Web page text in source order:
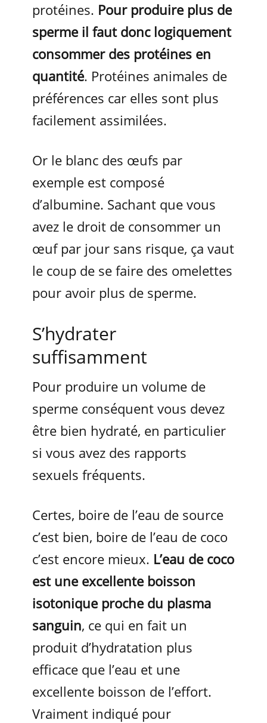
protéines. Pour produire plus de
sperme il faut donc logiquement
consommer des protéines en
quantité. Protéines animales de
préférences car elles sont plus
facilement assimilées.
Or le blanc des œufs par
exemple est composé
d’albumine. Sachant que vous
avez le droit de consommer un
œuf par jour sans risque, ça vaut
le coup de se faire des omelettes
pour avoir plus de sperme.
S’hydrater
suffisamment
Pour produire un volume de
sperme conséquent vous devez
être bien hydraté, en particulier
si vous avez des rapports
sexuels fréquents.
Certes, boire de l’eau de source
c’est bien, boire de l’eau de coco
c’est encore mieux. L’eau de coco
est une excellente boisson
isotonique proche du plasma
sanguin, ce qui en fait un
produit d’hydratation plus
efficace que l’eau et une
excellente boisson de l’effort.
Vraiment indiqué pour